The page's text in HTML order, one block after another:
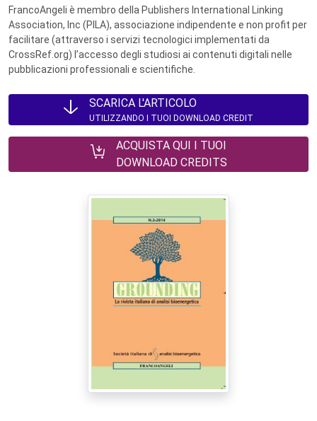
FrancoAngeli è membro della Publishers International Linking
Association, Inc (PILA), associazione indipendente e non profit per
facilitare (attraverso i servizi tecnologici implementati da
CrossRef.org) l’accesso degli studiosi ai contenuti digitali nelle
pubblicazioni professionali e scientifiche.
SCARICA L'ARTICOLO
UTILIZZANDO I TUOI DOWNLOAD CREDIT
ACQUISTA QUI I TUOI
DOWNLOAD CREDITS